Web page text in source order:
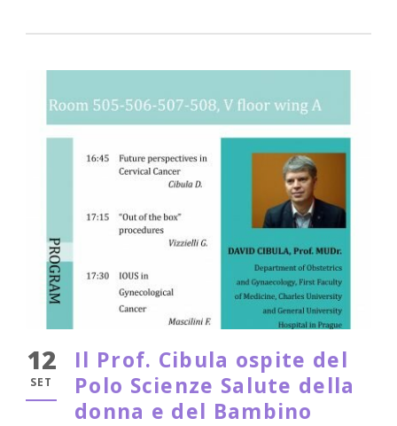
12
SET
Il Prof. Cibula ospite del
Polo Scienze Salute della
donna e del Bambino